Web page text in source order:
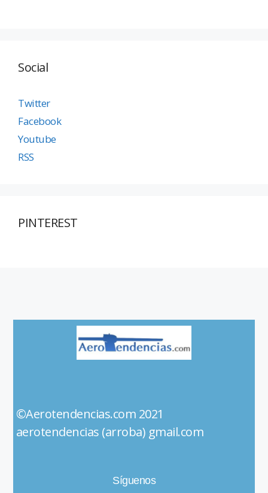
Social
Twitter
Facebook
Youtube
RSS
PINTEREST
©Aerotendencias.com 2021
aerotendencias (arroba) gmail.com
Síguenos